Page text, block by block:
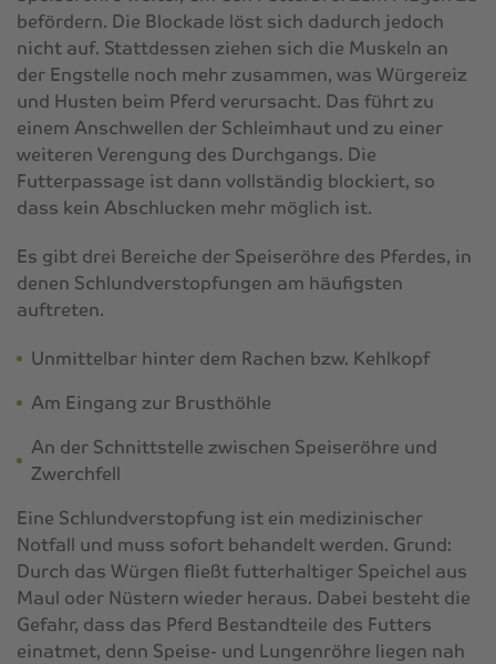
befördern. Die Blockade löst sich dadurch jedoch
nicht auf. Stattdessen ziehen sich die Muskeln an
der Engstelle noch mehr zusammen, was Würgereiz
und Husten beim Pferd verursacht. Das führt zu
einem Anschwellen der Schleimhaut und zu einer
weiteren Verengung des Durchgangs. Die
Futterpassage ist dann vollständig blockiert, so
dass kein Abschlucken mehr möglich ist.
Es gibt drei Bereiche der Speiseröhre des Pferdes, in
denen Schlundverstopfungen am häufigsten
auftreten.
Unmittelbar hinter dem Rachen bzw. Kehlkopf
Am Eingang zur Brusthöhle
An der Schnittstelle zwischen Speiseröhre und
Zwerchfell
Eine Schlundverstopfung ist ein medizinischer
Notfall und muss sofort behandelt werden. Grund:
Durch das Würgen fließt futterhaltiger Speichel aus
Maul oder Nüstern wieder heraus. Dabei besteht die
Gefahr, dass das Pferd Bestandteile des Futters
einatmet, denn Speise- und Lungenröhre liegen nah